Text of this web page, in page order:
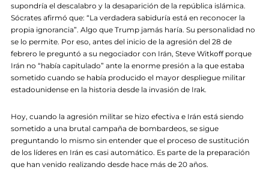
supondría el descalabro y la desaparición de la república islámica.
Sócrates afirmó que: “La verdadera sabiduría está en reconocer la
propia ignorancia”. Algo que Trump jamás haría. Su personalidad no
se lo permite. Por eso, antes del inicio de la agresión del 28 de
febrero le preguntó a su negociador con Irán, Steve Witkoff porque
Irán no “había capitulado” ante la enorme presión a la que estaba
sometido cuando se había producido el mayor despliegue militar
estadounidense en la historia desde la invasión de Irak.
Hoy, cuando la agresión militar se hizo efectiva e Irán está siendo
sometido a una brutal campaña de bombardeos, se sigue
preguntando lo mismo sin entender que el proceso de sustitución
de los líderes en Irán es casi automático. Es parte de la preparación
que han venido realizando desde hace más de 20 años.